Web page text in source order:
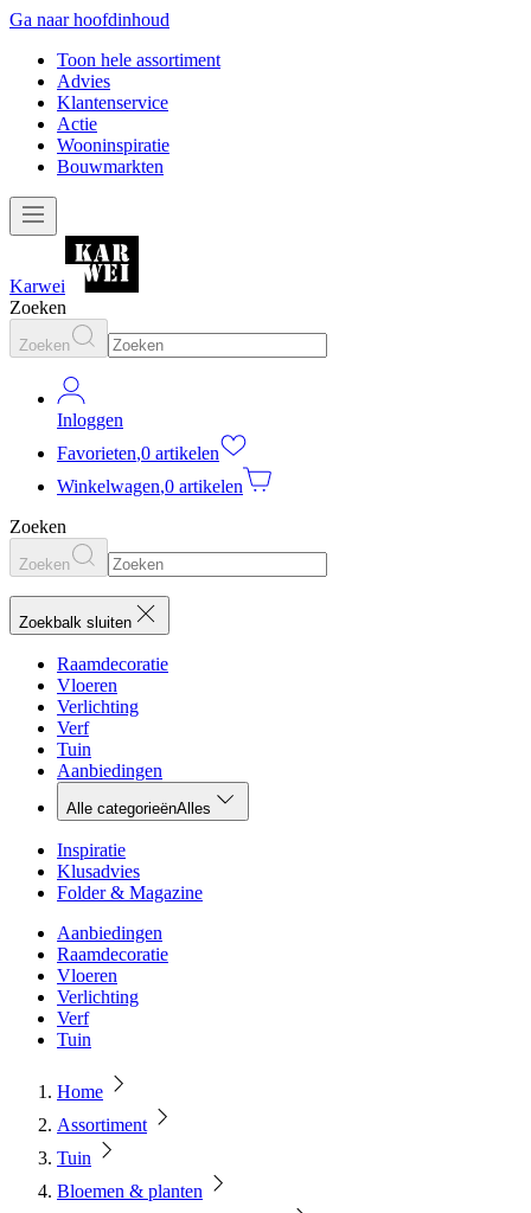
Ga naar hoofdinhoud
Toon hele assortiment
Advies
Klantenservice
Actie
Wooninspiratie
Bouwmarkten
Karwei
Zoeken
Zoeken
Inloggen
Favorieten,0 artikelen
Winkelwagen,0 artikelen
Zoeken
Zoeken
Zoekbalk sluiten
Raamdecoratie
Vloeren
Verlichting
Verf
Tuin
Aanbiedingen
Alle categorieënAlles
Inspiratie
Klusadvies
Folder & Magazine
Aanbiedingen
Raamdecoratie
Vloeren
Verlichting
Verf
Tuin
Home
Assortiment
Tuin
Bloemen & planten